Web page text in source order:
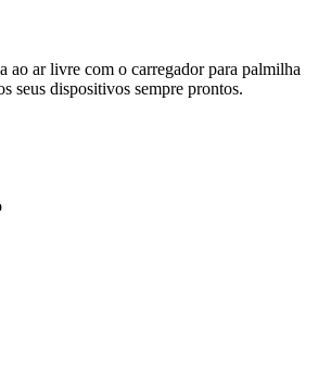
ao ar livre com o carregador para palmilha
seus dispositivos sempre prontos.